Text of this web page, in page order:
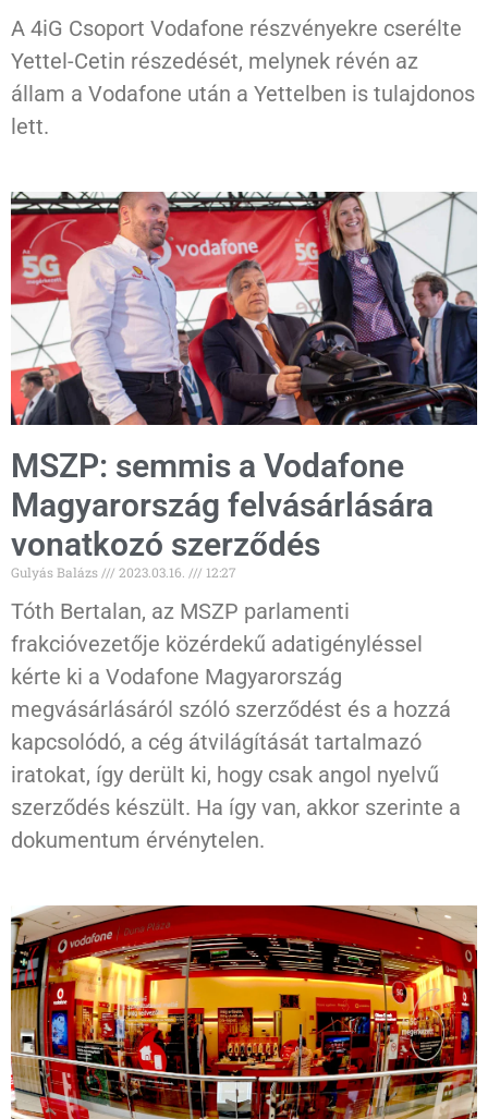
A 4iG Csoport Vodafone részvényekre cserélte
Yettel-Cetin részedését, melynek révén az
állam a Vodafone után a Yettelben is tulajdonos
lett.
MSZP: semmis a Vodafone
Magyarország felvásárlására
vonatkozó szerződés
Gulyás Balázs 2023.03.16. 12:27
Tóth Bertalan, az MSZP parlamenti
frakcióvezetője közérdekű adatigényléssel
kérte ki a Vodafone Magyarország
megvásárlásáról szóló szerződést és a hozzá
kapcsolódó, a cég átvilágítását tartalmazó
iratokat, így derült ki, hogy csak angol nyelvű
szerződés készült. Ha így van, akkor szerinte a
dokumentum érvénytelen.